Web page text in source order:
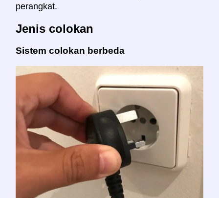
perangkat.
Jenis colokan
Sistem colokan berbeda